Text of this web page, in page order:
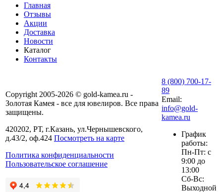
Главная
Отзывы
Акции
Доставка
Новости
Каталог
Контакты
Copyright 2005-2026 © gold-kamea.ru -
Золотая Камея - все для ювелиров. Все права
защищены.
420202, РТ, г.Казань, ул.Чернышевского,
д.43/2, оф.424 Посмотреть на карте
Политика конфиденциальности
Пользовательское соглашение
8 (800) 700-17-
89
Email:
info@gold-
kamea.ru
График
работы:
Пн-Пт: с
9:00 до
13:00
Сб-Вс:
Выходной